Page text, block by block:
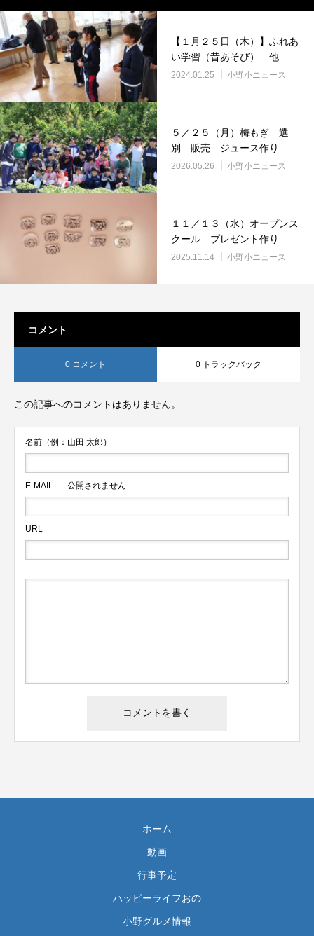
【１月２５日（木）】ふれあ
い学習（昔あそび） 他
2024.01.25 小野小ニュース
５／２５（月）梅もぎ 選
別 販売 ジュース作り
2026.05.26 小野小ニュース
１１／１３（水）オープンス
クール プレゼント作り
2025.11.14 小野小ニュース
コメント
0 コメント 0 トラックバック
この記事へのコメントはありません。
名前（例：山田 太郎）
E-MAIL - 公開されません -
URL
ホーム
動画
行事予定
ハッピーライフおの
小野グルメ情報